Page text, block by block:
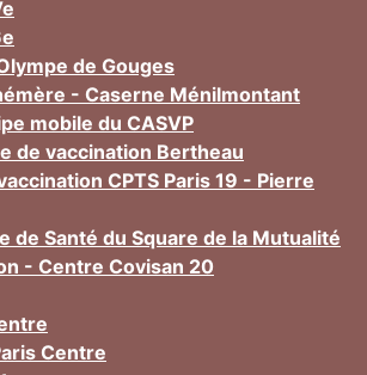
de Gouges
- Caserne Ménilmontant
mobile du CASVP
de vaccination Bertheau
CPTS Paris 19 - Pierre
de Santé du Square de la Mutualité
- Centre Covisan 20
Centre